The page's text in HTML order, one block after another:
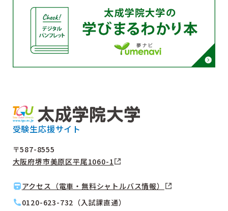
受験生応援サイト
〒587-8555
大阪府堺市美原区平尾1060-1
アクセス（電車・無料シャトルバス情報）
0120-623-732（入試課直通）